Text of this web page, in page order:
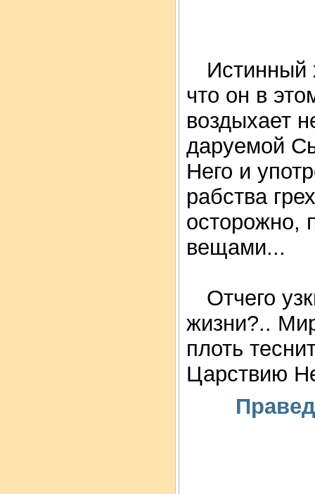
Истинный
что он в
воздыхает
даруемой
Него и
рабства
осторожно,
вещами...
Отчего
жизни?..
плоть
Царствию